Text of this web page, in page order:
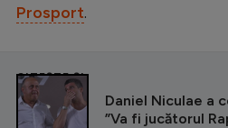
Prosport.
CITEȘTE ȘI
Daniel Niculae a
”Va fi jucătorul